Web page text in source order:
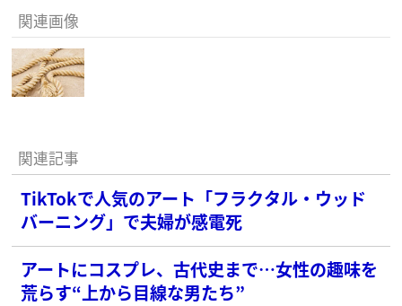
関連画像
関連記事
TikTokで人気のアート「フラクタル・ウッド
バーニング」で夫婦が感電死
アートにコスプレ、古代史まで…女性の趣味を
荒らす“上から目線な男たち”